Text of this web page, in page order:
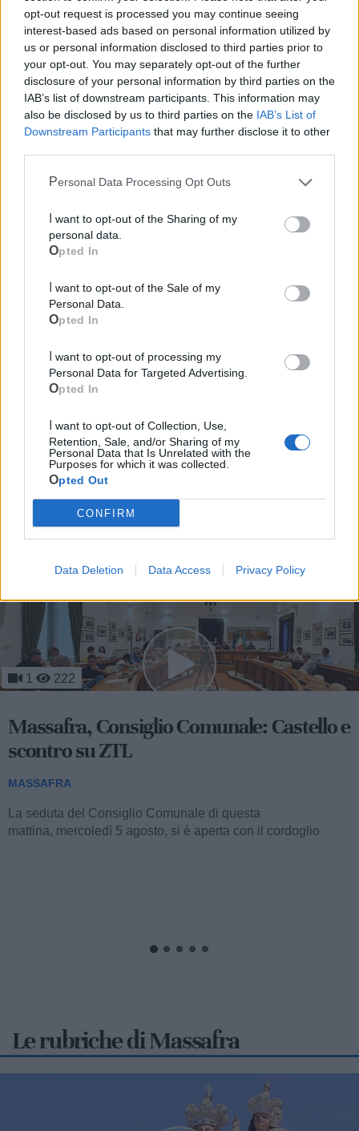
opt-out request is processed you may continue seeing
interest-based ads based on personal information utilized by
us or personal information disclosed to third parties prior to
your opt-out. You may separately opt-out of the further
disclosure of your personal information by third parties on the
IAB’s list of downstream participants. This information may
also be disclosed by us to third parties on the IAB’s List of
Downstream Participants that may further disclose it to other
Personal Data Processing Opt Outs
personal data.
Opted In
Personal Data.
Opted In
Personal Data for Targeted Advertising.
Opted In
Retention, Sale, and/or Sharing of my
Personal Data that Is Unrelated with the
Purposes for which it was collected.
Opted Out
CONFIRM
Data Deletion Data Access Privacy Policy
Mondo CIA
Scopri tutte le notizie, gli eventi e la Web TV di Cia Puglia - Area
Le ultime notizie di Massafra
340
Massafra, Futuro Nazionale:
MASSAFRA
Le rubriche di Massafra